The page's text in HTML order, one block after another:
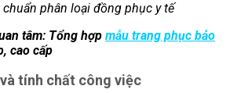
chuẩn phân loại đồng phục y tế
tâm: Tổng hợp mẫu trang phục bảo
cao cấp
tính chất công việc